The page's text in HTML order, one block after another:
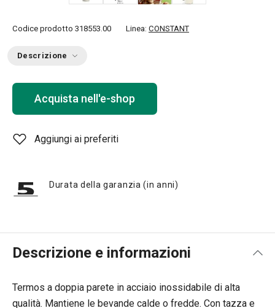
Codice prodotto 318553.00 Linea: CONSTANT
Descrizione
Acquista nell'e-shop
Aggiungi ai preferiti
Durata della garanzia (in anni)
Descrizione e informazioni
Termos a doppia parete in acciaio inossidabile di alta
qualità. Mantiene le bevande calde o fredde. Con tazza e